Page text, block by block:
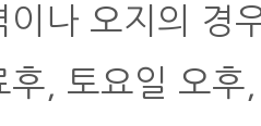
이나 오지의 경
후, 토요일 오